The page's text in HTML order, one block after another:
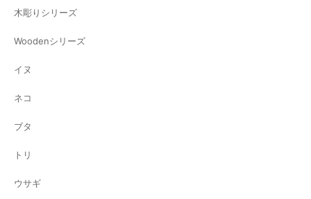
木彫りシリーズ
Woodenシリーズ
イヌ
ネコ
ブタ
トリ
ウサギ